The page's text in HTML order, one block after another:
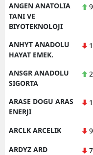
ANGEN ANATOLIA
TANI VE
BIYOTEKNOLOJI
ANHYT ANADOLU
HAYAT EMEK.
ANSGR ANADOLU
SIGORTA
ARASE DOGU ARAS
ENERJI
ARCLK ARCELIK
ARDYZ ARD